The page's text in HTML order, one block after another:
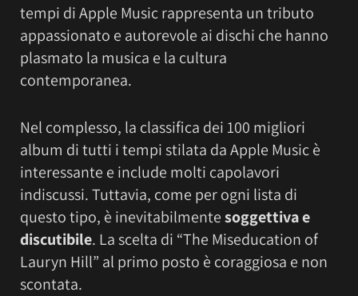
tempi di Apple Music rappresenta un tributo
appassionato e autorevole ai dischi che hanno
plasmato la musica e la cultura
contemporanea.
Nel complesso, la classifica dei 100 migliori
album di tutti i tempi stilata da Apple Music è
interessante e include molti capolavori
indiscussi. Tuttavia, come per ogni lista di
questo tipo, è inevitabilmentesoggettiva e
discutibile. La scelta di “The Miseducation of
Lauryn Hill” al primo posto è coraggiosa e non
scontata.